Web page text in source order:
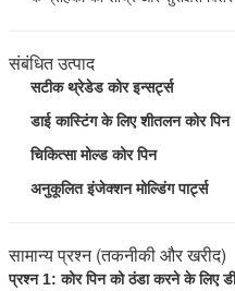
संबंधित उत्पाद
सटीक थ्रेडेड कोर इन्सर्ट्स
डाई कास्टिंग के लिए शीतलन कोर पिन
चिकित्सा मोल्ड कोर पिन
अनुकूलित इंजेक्शन मोल्डिंग पार्ट्स
सामान्य प्रश्न (तकनीकी और खरीद)
प्रश्न 1: कोर पिन को ठंडा करने के लिए